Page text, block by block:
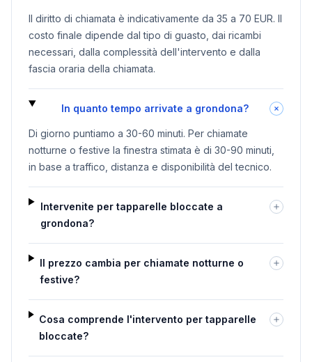
Il diritto di chiamata è indicativamente da 35 a 70 EUR. Il
costo finale dipende dal tipo di guasto, dai ricambi
necessari, dalla complessità dell'intervento e dalla
fascia oraria della chiamata.
In quanto tempo arrivate a grondona?
Di giorno puntiamo a 30-60 minuti. Per chiamate
notturne o festive la finestra stimata è di 30-90 minuti,
in base a traffico, distanza e disponibilità del tecnico.
Intervenite per tapparelle bloccate a
grondona?
Il prezzo cambia per chiamate notturne o
festive?
Cosa comprende l'intervento per tapparelle
bloccate?